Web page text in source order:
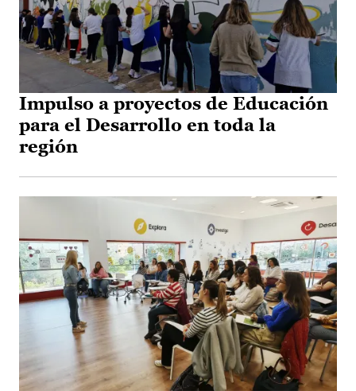
Impulso a proyectos de Educación
para el Desarrollo en toda la
región